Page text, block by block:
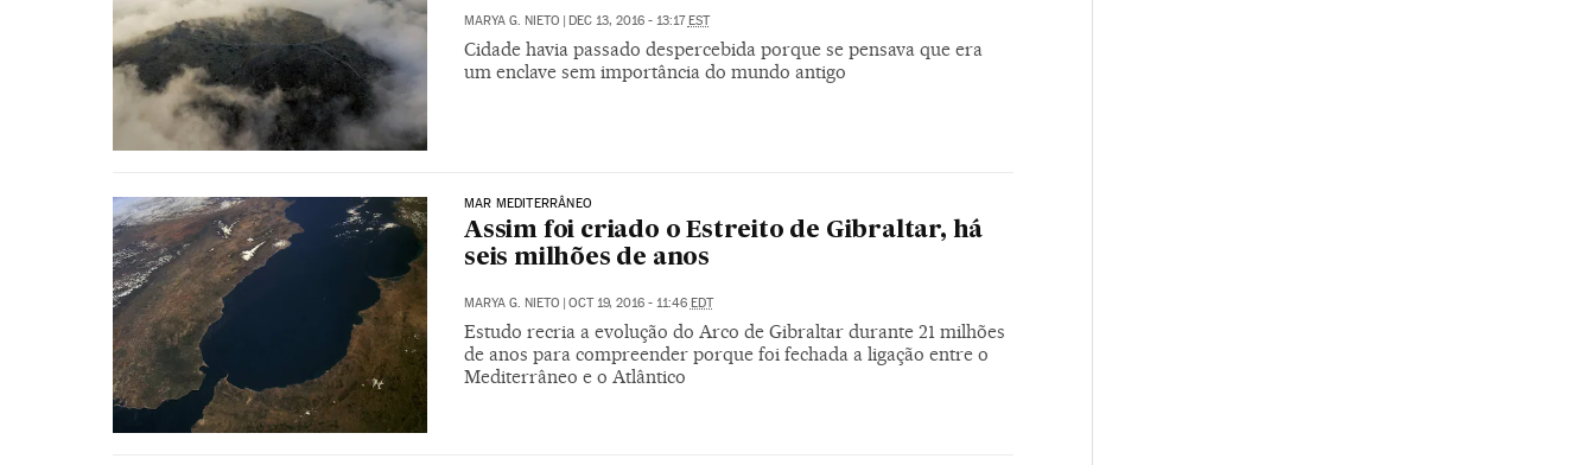
MARYA G. NIETO DEC 13, 2016 - 13:17 EST
Cidade havia passado despercebida porque se pensava que era
um enclave sem importância do mundo antigo
MAR MEDITERRÂNEO
Assim foi criado o Estreito de Gibraltar, há
seis milhões de anos
MARYA G. NIETO | OCT 19, 2016 - 11:46 EDT
Estudo recria a evolução do Arco de Gibraltar durante 21 milhões
de anos para compreender porque foi fechada a ligação entre o
Mediterrâneo e o Atlântico